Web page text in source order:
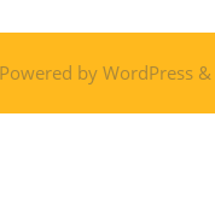
by WordPress &